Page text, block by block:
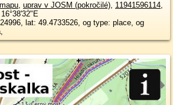
, uprav v JOSM (pokročilé), 11941596114,
16°38'32"E
lat: 49.4733526, og type: place, og